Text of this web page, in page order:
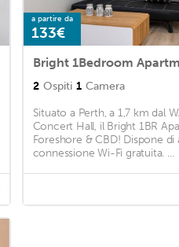
a partire da
133€
2 Ospiti 1 Camera
Situato a Perth, a 1,7 km dal
Concert Hall, il Bright 1BR
Foreshore & CBD! Dispone
connessione Wi-Fi gratuita. ...